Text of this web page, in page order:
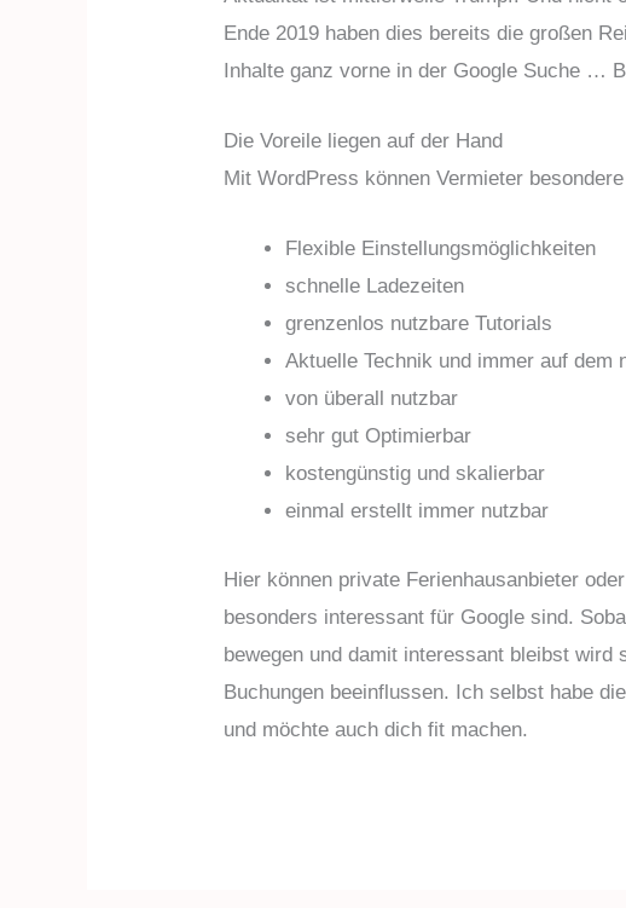
Ende 2019 haben dies bereits die großen
Inhalte ganz vorne in der Google Suche …
Die Voreile liegen auf der Hand
Mit WordPress können Vermieter
Flexible Einstellungsmöglichkeiten
schnelle Ladezeiten
grenzenlos nutzbare Tutorials
Aktuelle Technik und immer auf dem
von überall nutzbar
sehr gut Optimierbar
kostengünstig und skalierbar
einmal erstellt immer nutzbar
Hier können private Ferienhausanbieter
besonders interessant für Google sind.
bewegen und damit interessant bleibst
Buchungen beeinflussen. Ich selbst habe
und möchte auch dich fit machen.